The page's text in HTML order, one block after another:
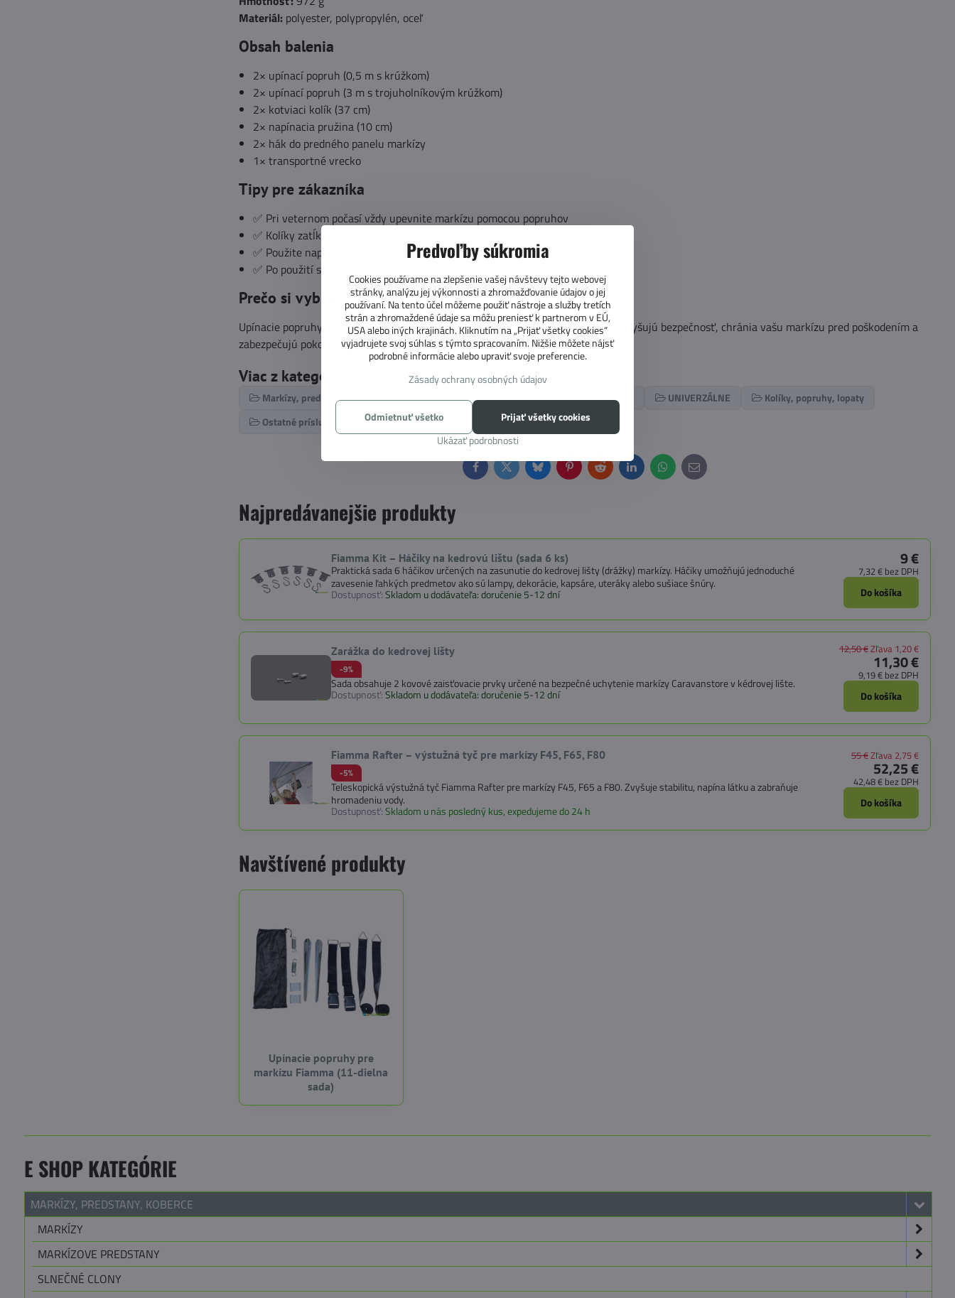
Materiál: polyester, polypropylén, oceľ
Obsah balenia
2× upínací popruh (0,5 m s krúžkom)
2× upínací popruh (3 m s trojuholníkovým krúžkom)
2× kotviaci kolík (37 cm)
2× napínacia pružina (10 cm)
2× hák do predného panelu markízy
1× transportné vrecko
Tipy pre zákazníka
✅ Pri veternom počasí vždy upevnite markízu pomocou popruhov
✅ Kolíky zatĺkajte do pevného podkladu pre maximálnu stabilitu
✅ Použite napínacie pružiny na elimináciu nárazov vetra
✅ Po použití skladujte popruhy v suchu pre dlhšiu životnosť
Prečo si vybrať tento produkt?
Upínacie popruhy Berger sú nevyhnutným doplnkom pre každého karavanistu. Zvyšujú bezpečnosť, chránia vašu markízu pred poškodením a
zabezpečujú pokojné kempovanie za každého počasia.
Viac z kategórie
Markízy, predstany, koberce Príslušenstvo pre stany a markízy FIAMMA UNIVERZÁLNE
Kolíky, popruhy, lopaty
Ostatné príslušenstvo
FacebookTwitterBlueskyPinterestRedditLinkedInWhatsApp
E-
mail
Najpredávanejšie produkty
Fiamma Kit – Háčiky na kedrovú lištu (sada 6 ks)
Praktická sada 6 háčikov určených na zasunutie do kedrovej lišty (drážky) markízy. Háčiky umožňujú jednoduché
zavesenie ľahkých predmetov ako sú lampy, dekorácie, kapsáre, uteráky alebo sušiace šnúry.
Dostupnosť:Skladom u dodávateľa: doručenie 5-12 dní
9 €
7,32 € bez DPH
Do košíka
Zarážka do kedrovej lišty
-9%
Sada obsahuje 2 kovové zaisťovacie prvky určené na bezpečné uchytenie markízy Caravanstore v kédrovej lište.
Dostupnosť:Skladom u dodávateľa: doručenie 5-12 dní
11,30 €
9,19 € bez DPH
12,50 €Zľava 1,20 €
Do košíka
Fiamma Rafter – výstužná tyč pre markízy F45, F65, F80
-5%
Teleskopická výstužná tyč Fiamma Rafter pre markízy F45, F65 a F80. Zvyšuje stabilitu, napína látku a zabraňuje
hromadeniu vody.
Dostupnosť:Skladom u nás posledný kus, expedujeme do 24 h
52,25 €
42,48 € bez DPH
55 €Zľava 2,75 €
Do košíka
Navštívené produkty
Upínacie popruhy pre
markízu Fiamma (11-dielna
sada)
E SHOP KATEGÓRIE
MARKÍZY, PREDSTANY, KOBERCE
MARKÍZY
MARKÍZOVE PREDSTANY
SLNEČNÉ CLONY
Predvoľby súkromia
Cookies používame na zlepšenie vašej návštevy tejto webovej
stránky, analýzu jej výkonnosti a zhromažďovanie údajov o jej
používaní. Na tento účel môžeme použiť nástroje a služby tretích
strán a zhromaždené údaje sa môžu preniesť k partnerom v EÚ,
USA alebo iných krajinách. Kliknutím na „Prijať všetky cookies“
vyjadrujete svoj súhlas s týmto spracovaním. Nižšie môžete nájsť
podrobné informácie alebo upraviť svoje preferencie.
Zásady ochrany osobných údajov
Ukázať podrobnosti
Prijať všetky cookies
Odmietnuť všetko